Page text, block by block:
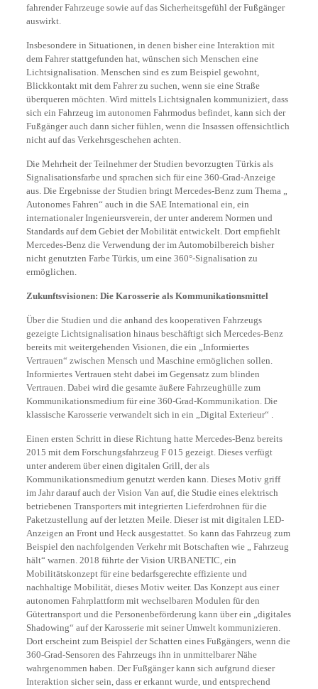
fahrender Fahrzeuge sowie auf das Sicherheitsgefühl der Fußgänger
auswirkt.
Insbesondere in Situationen, in denen bisher eine Interaktion mit
dem Fahrer stattgefunden hat, wünschen sich Menschen eine
Lichtsignalisation. Menschen sind es zum Beispiel gewohnt,
Blickkontakt mit dem Fahrer zu suchen, wenn sie eine Straße
überqueren möchten. Wird mittels Lichtsignalen kommuniziert, dass
sich ein Fahrzeug im autonomen Fahrmodus befindet, kann sich der
Fußgänger auch dann sicher fühlen, wenn die Insassen offensichtlich
nicht auf das Verkehrsgeschehen achten.
Die Mehrheit der Teilnehmer der Studien bevorzugten Türkis als
Signalisationsfarbe und sprachen sich für eine 360-Grad-Anzeige
aus. Die Ergebnisse der Studien bringt Mercedes-Benz zum Thema „
Autonomes Fahren“ auch in die SAE International ein, ein
internationaler Ingenieursverein, der unter anderem Normen und
Standards auf dem Gebiet der Mobilität entwickelt. Dort empfiehlt
Mercedes-Benz die Verwendung der im Automobilbereich bisher
nicht genutzten Farbe Türkis, um eine 360°-Signalisation zu
ermöglichen.
Zukunftsvisionen: Die Karosserie als Kommunikationsmittel
Über die Studien und die anhand des kooperativen Fahrzeugs
gezeigte Lichtsignalisation hinaus beschäftigt sich Mercedes-Benz
bereits mit weitergehenden Visionen, die ein „Informiertes
Vertrauen“ zwischen Mensch und Maschine ermöglichen sollen.
Informiertes Vertrauen steht dabei im Gegensatz zum blinden
Vertrauen. Dabei wird die gesamte äußere Fahrzeughülle zum
Kommunikationsmedium für eine 360-Grad-Kommunikation. Die
klassische Karosserie verwandelt sich in ein „Digital Exterieur“ .
Einen ersten Schritt in diese Richtung hatte Mercedes-Benz bereits
2015 mit dem Forschungsfahrzeug F 015 gezeigt. Dieses verfügt
unter anderem über einen digitalen Grill, der als
Kommunikationsmedium genutzt werden kann. Dieses Motiv griff
im Jahr darauf auch der Vision Van auf, die Studie eines elektrisch
betriebenen Transporters mit integrierten Lieferdrohnen für die
Paketzustellung auf der letzten Meile. Dieser ist mit digitalen LED-
Anzeigen an Front und Heck ausgestattet. So kann das Fahrzeug zum
Beispiel den nachfolgenden Verkehr mit Botschaften wie „ Fahrzeug
hält“ warnen. 2018 führte der Vision URBANETIC, ein
Mobilitätskonzept für eine bedarfsgerechte effiziente und
nachhaltige Mobilität, dieses Motiv weiter. Das Konzept aus einer
autonomen Fahrplattform mit wechselbaren Modulen für den
Gütertransport und die Personenbeförderung kann über ein „digitales
Shadowing“ auf der Karosserie mit seiner Umwelt kommunizieren.
Dort erscheint zum Beispiel der Schatten eines Fußgängers, wenn die
360-Grad-Sensoren des Fahrzeugs ihn in unmittelbarer Nähe
wahrgenommen haben. Der Fußgänger kann sich aufgrund dieser
Interaktion sicher sein, dass er erkannt wurde, und entsprechend